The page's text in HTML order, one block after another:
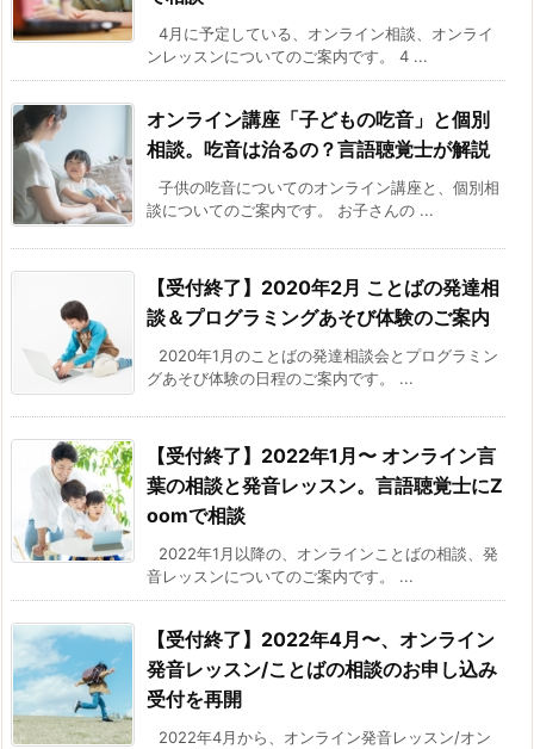
4月に予定している、オンライン相談、オンライ
ンレッスンについてのご案内です。 4 ...
オンライン講座「子どもの吃音」と個別
相談。吃音は治るの？言語聴覚士が解説
子供の吃音についてのオンライン講座と、個別相
談についてのご案内です。 お子さんの ...
【受付終了】2020年2月 ことばの発達相
談＆プログラミングあそび体験のご案内
2020年1月のことばの発達相談会とプログラミン
グあそび体験の日程のご案内です。 ...
【受付終了】2022年1月〜 オンライン言
葉の相談と発音レッスン。言語聴覚士にZ
oomで相談
2022年1月以降の、オンラインことばの相談、発
音レッスンについてのご案内です。 ...
【受付終了】2022年4月〜、オンライン
発音レッスン/ことばの相談のお申し込み
受付を再開
2022年4月から、オンライン発音レッスン/オン